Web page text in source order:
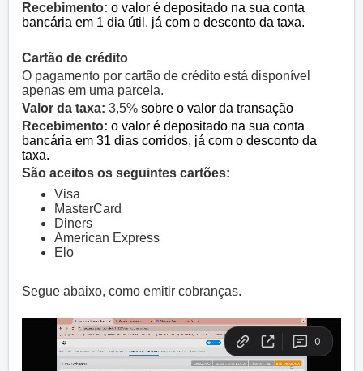
Recebimento: o valor é depositado na sua conta
bancária em 1 dia útil, já com o desconto da taxa.
Cartão de crédito
O pagamento por cartão de crédito está disponível
apenas em uma parcela.
Valor da taxa: 3,5% sobre o valor da transação
Recebimento: o valor é depositado na sua conta
bancária em 31 dias corridos, já com o desconto da
taxa.
São aceitos os seguintes cartões:
Visa
MasterCard
Diners
American Express
Elo
Segue abaixo, como emitir cobranças.